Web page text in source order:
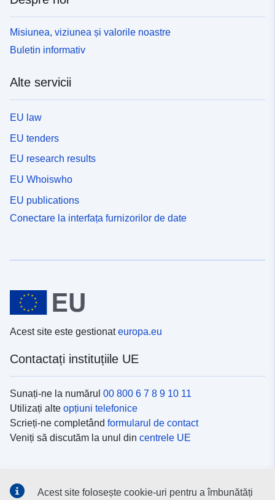
Misiunea, viziunea și valorile noastre
Buletin informativ
Alte servicii
EU law
EU tenders
EU research results
EU Whoiswho
EU publications
Conectare la interfața furnizorilor de date
Acest site este gestionateuropa.eu
Contactați instituțiile UE
Sunați-ne la numărul 00 800 6 7 8 9 10 11
Utilizați alte opțiuni telefonice
Scrieți-ne completând formularul de contact
Veniți să discutăm la unul din centrele UE
Acest site folosește cookie-uri pentru a îmbunătăți